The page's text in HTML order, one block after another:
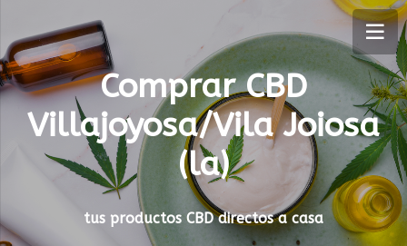
Comprar CBD
Villajoyosa/Vila Joiosa
(la)
tus productos CBD directos a casa